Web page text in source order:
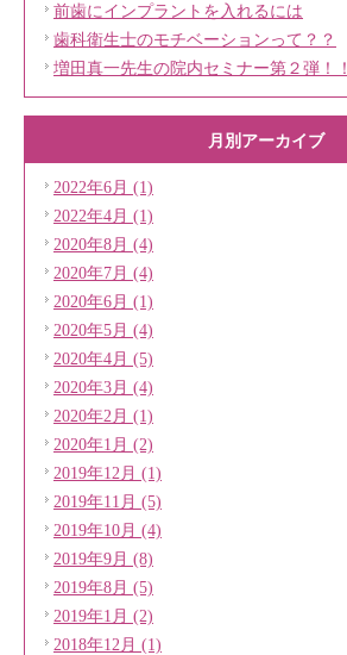
前歯にインプラントを入れるには
歯科衛生士のモチベーションって？？
増田真一先生の院内セミナー第２弾！！
月別アーカイブ
2022年6月 (1)
2022年4月 (1)
2020年8月 (4)
2020年7月 (4)
2020年6月 (1)
2020年5月 (4)
2020年4月 (5)
2020年3月 (4)
2020年2月 (1)
2020年1月 (2)
2019年12月 (1)
2019年11月 (5)
2019年10月 (4)
2019年9月 (8)
2019年8月 (5)
2019年1月 (2)
2018年12月 (1)